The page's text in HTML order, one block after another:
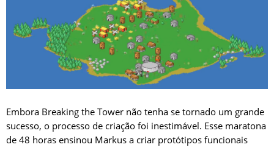
Embora Breaking the Tower não tenha se tornado um grande
sucesso, o processo de criação foi inestimável. Esse maratona
de 48 horas ensinou Markus a criar protótipos funcionais